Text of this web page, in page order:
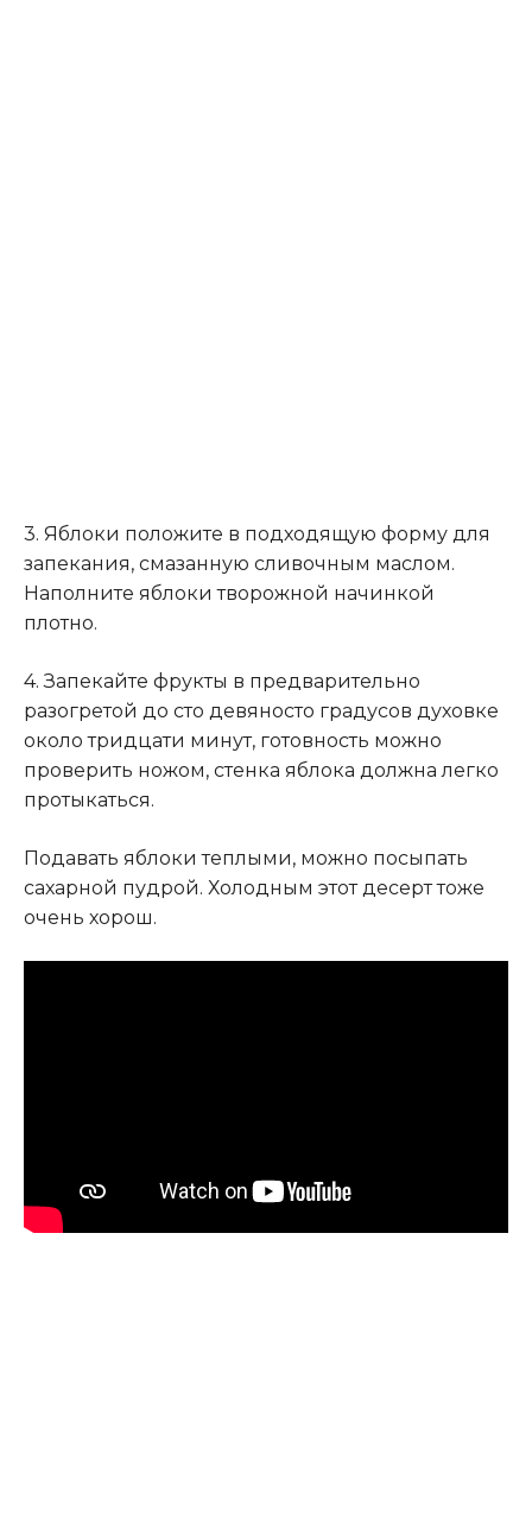
3. Яблоки положите в подходящую форму для
запекания, смазанную сливочным маслом.
Наполните яблоки творожной начинкой
плотно.
4. Запекайте фрукты в предварительно
разогретой до сто девяносто градусов духовке
около тридцати минут, готовность можно
проверить ножом, стенка яблока должна легко
протыкаться.
Подавать яблоки теплыми, можно посыпать
сахарной пудрой. Холодным этот десерт тоже
очень хорош.